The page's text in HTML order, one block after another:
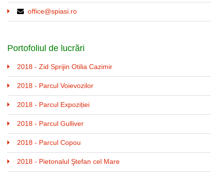
office@spiasi.ro
Portofoliul de lucrări
2018 - Zid Sprijin Otilia Cazimir
2018 - Parcul Voievozilor
2018 - Parcul Expoziției
2018 - Parcul Gulliver
2018 - Parcul Copou
2018 - Pietonalul Ştefan cel Mare